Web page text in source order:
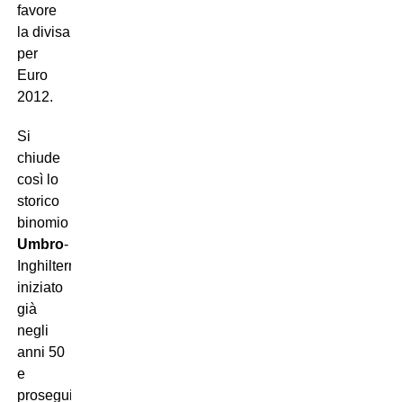
favore
la divisa
per
Euro
2012.
Si
chiude
così lo
storico
binomio
Umbro-
Inghilterra,
iniziato
già
negli
anni 50
e
proseguito